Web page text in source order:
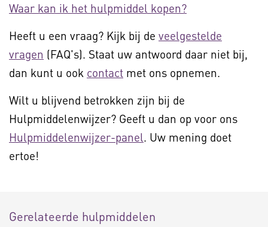
Waar kan ik het hulpmiddel kopen?
Heeft u een vraag? Kijk bij de veelgestelde
vragen (FAQ's). Staat uw antwoord daar niet bij,
dan kunt u ook contact met ons opnemen.
Wilt u blijvend betrokken zijn bij de
Hulpmiddelenwijzer? Geeft u dan op voor ons
Hulpmiddelenwijzer-panel. Uw mening doet
ertoe!
Gerelateerde hulpmiddelen